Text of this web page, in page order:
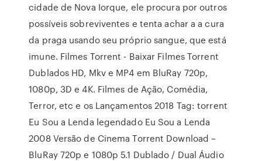
cidade de Nova Iorque, ele procura por outros
possíveis sobreviventes e tenta achar a a cura
da praga usando seu próprio sangue, que está
imune. Filmes Torrent - Baixar Filmes Torrent
Dublados HD, Mkv e MP4 em BluRay 720p,
1080p, 3D e 4K. Filmes de Ação, Comédia,
Terror, etc e os Lançamentos 2018 Tag: torrent
Eu Sou a Lenda legendado Eu Sou a Lenda
2008 Versão de Cinema Torrent Download –
BluRay 720p e 1080p 5.1 Dublado / Dual Áudio